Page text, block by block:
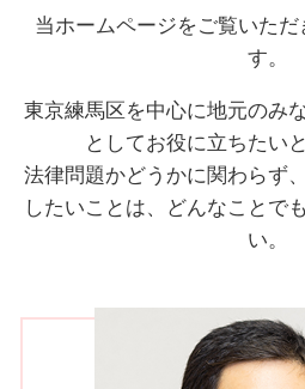
当ホームページをご覧いた
す。
東京練馬区を中心に地元のみ
としてお役に立ちたい
法律問題かどうかに関わらず
したいことは、どんなことで
い。